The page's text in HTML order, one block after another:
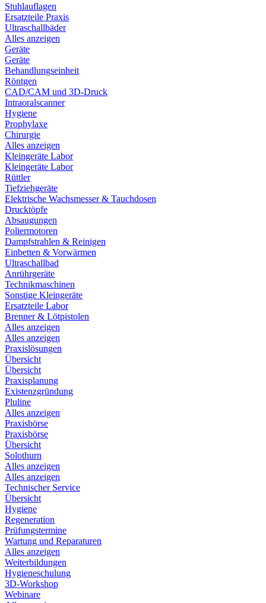
Stuhlauflagen
Ersatzteile Praxis
Ultraschallbäder
Alles anzeigen
Geräte
Geräte
Behandlungseinheit
Röntgen
CAD/CAM und 3D-Druck
Intraoralscanner
Hygiene
Prophylaxe
Chirurgie
Alles anzeigen
Kleingeräte Labor
Kleingeräte Labor
Rüttler
Tiefziehgeräte
Elektrische Wachsmesser & Tauchdosen
Drucktöpfe
Absaugungen
Poliermotoren
Dampfstrahlen & Reinigen
Einbetten & Vorwärmen
Ultraschallbad
Anrührgeräte
Technikmaschinen
Sonstige Kleingeräte
Ersatzteile Labor
Brenner & Lötpistolen
Alles anzeigen
Alles anzeigen
Praxislösungen
Übersicht
Übersicht
Praxisplanung
Existenzgründung
Pluline
Alles anzeigen
Praxisbörse
Praxisbörse
Übersicht
Solothurn
Alles anzeigen
Alles anzeigen
Technischer Service
Übersicht
Hygiene
Regeneration
Prüfungstermine
Wartung und Reparaturen
Alles anzeigen
Weiterbildungen
Hygieneschulung
3D-Workshop
Webinare